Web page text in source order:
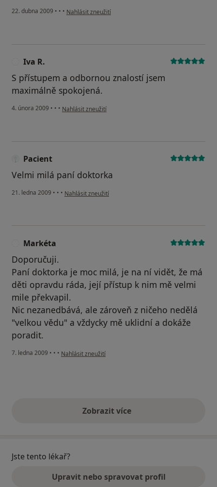
22. dubna 2009 • • • podle názoru uživatele L.K.
Nahlásit zneužití
Iva R.
S přístupem a odbornou znalostí jsem
maximálně spokojená.
4. února 2009 • • • podle názoru uživatele Iva R.
Nahlásit zneužití
Pacient
Velmi milá paní doktorka
21. ledna 2009 • • • podle názoru uživatele Pacient
Nahlásit zneužití
Markéta
Doporučuji.
Paní doktorka je moc milá, je na ní vidět, že má
děti opravdu ráda, její přístup k nim mě velmi
mile překvapil.
Nic nezanedbává, ale zároveň z ničeho nedělá
"velkou vědu" a vždycky mě uklidní a dokáže
poradit.
7. ledna 2009 • • • podle názoru uživatele Markéta
Nahlásit zneužití
Zobrazit vícevýše uvedené názory
Jste tento lékař?
Upravit nebo spravovat profil